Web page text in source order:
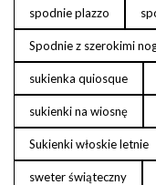
spodnie plazzo
Spodnie z szerokimi
sukienka quiosque
sukienki na wiosnę
Sukienki włoskie letnie
sweter świąteczny